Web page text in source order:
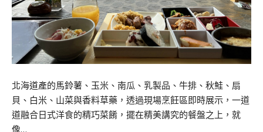
北海道產的馬鈴薯、玉米、南瓜、乳製品、牛排、秋鮭、扇
貝、白米、山菜與香料草藥，透過現場烹飪區即時展示，一道
道融合日式洋食的精巧菜餚，擺在精美講究的餐盤之上，就
像…